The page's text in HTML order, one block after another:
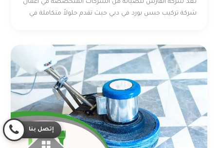
تُعد شركة الفارس للصيانة من الشركات المتخصصة في أعمال
شركة تركيب جبس بورد في دبي حيث تقدم حلولاً متكاملة في
إتصل بنا